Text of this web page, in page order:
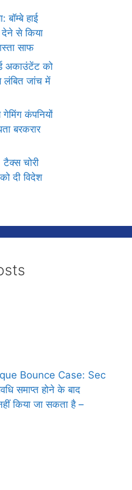
हाई
देने से किया
साफ
अकाउंटेंट को
लंबित जांच में
कंपनियों
बरकरार
टैक्स चोरी
दी विदेश
Bounce Case: Sec
समाप्त होने के बाद
किया जा सकता है –